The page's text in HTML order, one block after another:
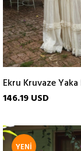
146.19 USD
YENI